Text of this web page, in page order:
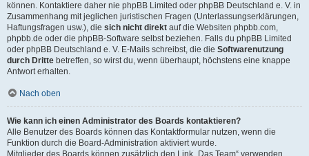
können. Kontaktiere daher nie phpBB Limited oder phpBB Deutschland e. V. in
Zusammenhang mit jeglichen juristischen Fragen (Unterlassungserklärungen,
Haftungsfragen usw.), die sich nicht direkt auf die Websiten phpbb.com,
phpbb.de oder die phpBB-Software selbst beziehen. Falls du phpBB Limited
oder phpBB Deutschland e. V. E-Mails schreibst, die die Softwarenutzung
durch Dritte betreffen, so wirst du, wenn überhaupt, höchstens eine knappe
Antwort erhalten.
Nach oben
Wie kann ich einen Administrator des Boards kontaktieren?
Alle Benutzer des Boards können das Kontaktformular nutzen, wenn die
Funktion durch die Board-Administration aktiviert wurde.
Mitglieder des Boards können zusätzlich den Link „Das Team“ verwenden.